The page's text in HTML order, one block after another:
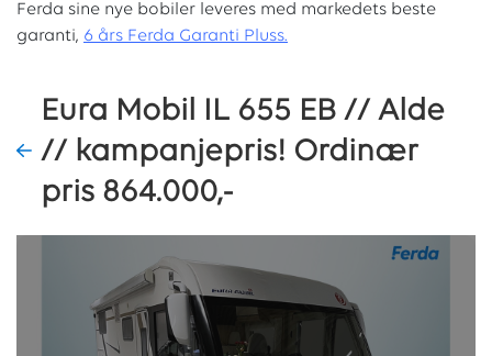
Ferda sine nye bobiler leveres med markedets beste
garanti, 6 års Ferda Garanti Pluss.
Eura Mobil IL 655 EB // Alde
// kampanjepris! Ordinær
pris 864.000,-